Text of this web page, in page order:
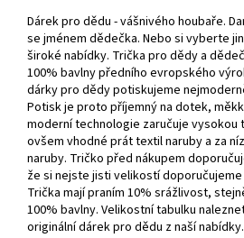
Dárek pro dědu - vášnivého houbaře.
se jménem dědečka. Nebo si vyberte
široké nabídky. Trička pro dědy a
100% bavlny předního evropského
dárky pro dědy potiskujeme
Potisk je proto příjemný na dotek,
moderní technologie zaručuje vysokou
ovšem vhodné prát textil naruby a za
naruby. Tričko před nákupem
že si nejste jisti velikostí
Trička mají praním 10% srážlivost,
100% bavlny. Velikostní tabulku
originální dárek pro dědu z naší nabídky.